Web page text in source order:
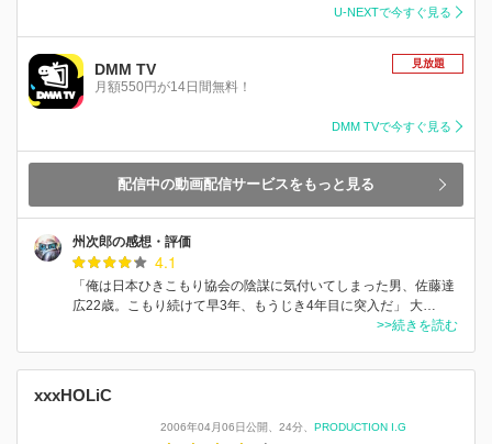
U-NEXTで今すぐ見る
DMM TV
月額550円が14日間無料！
見放題
DMM TVで今すぐ見る
配信中の動画配信サービスをもっと見る
州次郎の感想・評価
4.1
「俺は日本ひきこもり協会の陰謀に気付いてしまった男、佐藤達
広22歳。こもり続けて早3年、もうじき4年目に突入だ」 大…
>>続きを読む
xxxHOLiC
2006年04月06日公開 24分 PRODUCTION I.G